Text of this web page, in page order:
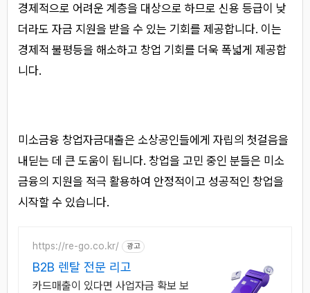
경제적으로 어려운 계층을 대상으로 하므로 신용 등급이 낮
더라도 자금 지원을 받을 수 있는 기회를 제공합니다. 이는
경제적 불평등을 해소하고 창업 기회를 더욱 폭넓게 제공합
니다.
미소금융 창업자금대출은 소상공인들에게 자립의 첫걸음을
내딛는 데 큰 도움이 됩니다. 창업을 고민 중인 분들은 미소
금융의 지원을 적극 활용하여 안정적이고 성공적인 창업을
시작할 수 있습니다.
https://re-go.co.kr/ 광고
B2B 렌탈 전문 리고
카드매출이 있다면 사업자금 확보 보